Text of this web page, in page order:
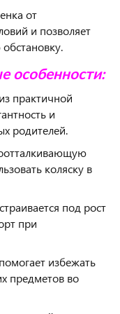
от
и позволяет
особенности:
практичной
и
родителей.
коляску в
под рост
при
избежать
предметов во